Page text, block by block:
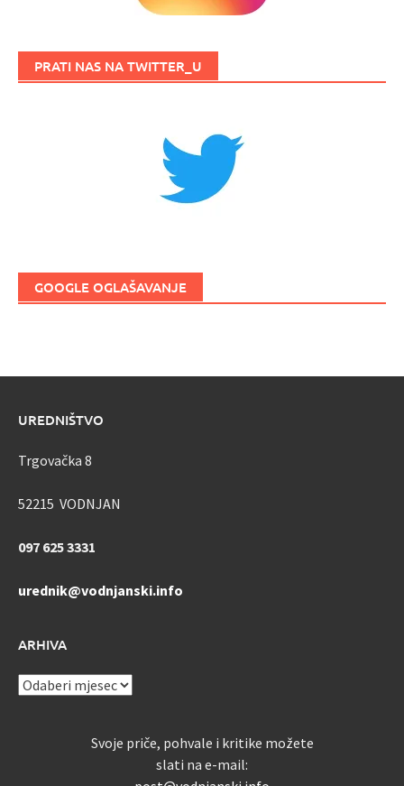
PRATI NAS NA TWITTER_U
GOOGLE OGLAŠAVANJE
UREDNIŠTVO
Trgovačka 8
52215 VODNJAN
097 625 3331
urednik@vodnjanski.info
ARHIVA
ARHIVA
Svoje priče, pohvale i kritike možete
slati na e-mail: